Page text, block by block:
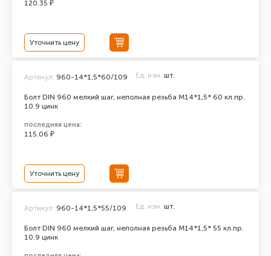
120.35 ₽
Уточнить цену
Болт DIN 960 мелкий шаг, неполная резьба M14*1,5* 60 кл.пр.
10.9 цинк
Артикул: 960-14*1,5*60/109 Ед. изм. шт.
последняя цена:
115.06 ₽
Уточнить цену
Болт DIN 960 мелкий шаг, неполная резьба M14*1,5* 55 кл.пр.
10.9 цинк
Артикул: 960-14*1,5*55/109 Ед. изм. шт.